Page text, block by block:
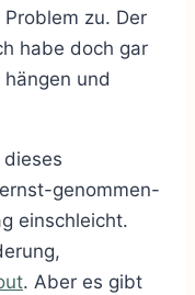
zu. Der
habe doch gar
und
genommen-
einschleicht.
. Aber es gibt